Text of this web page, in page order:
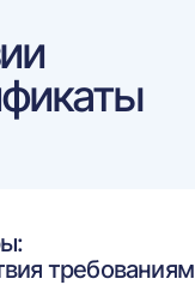
требованиям